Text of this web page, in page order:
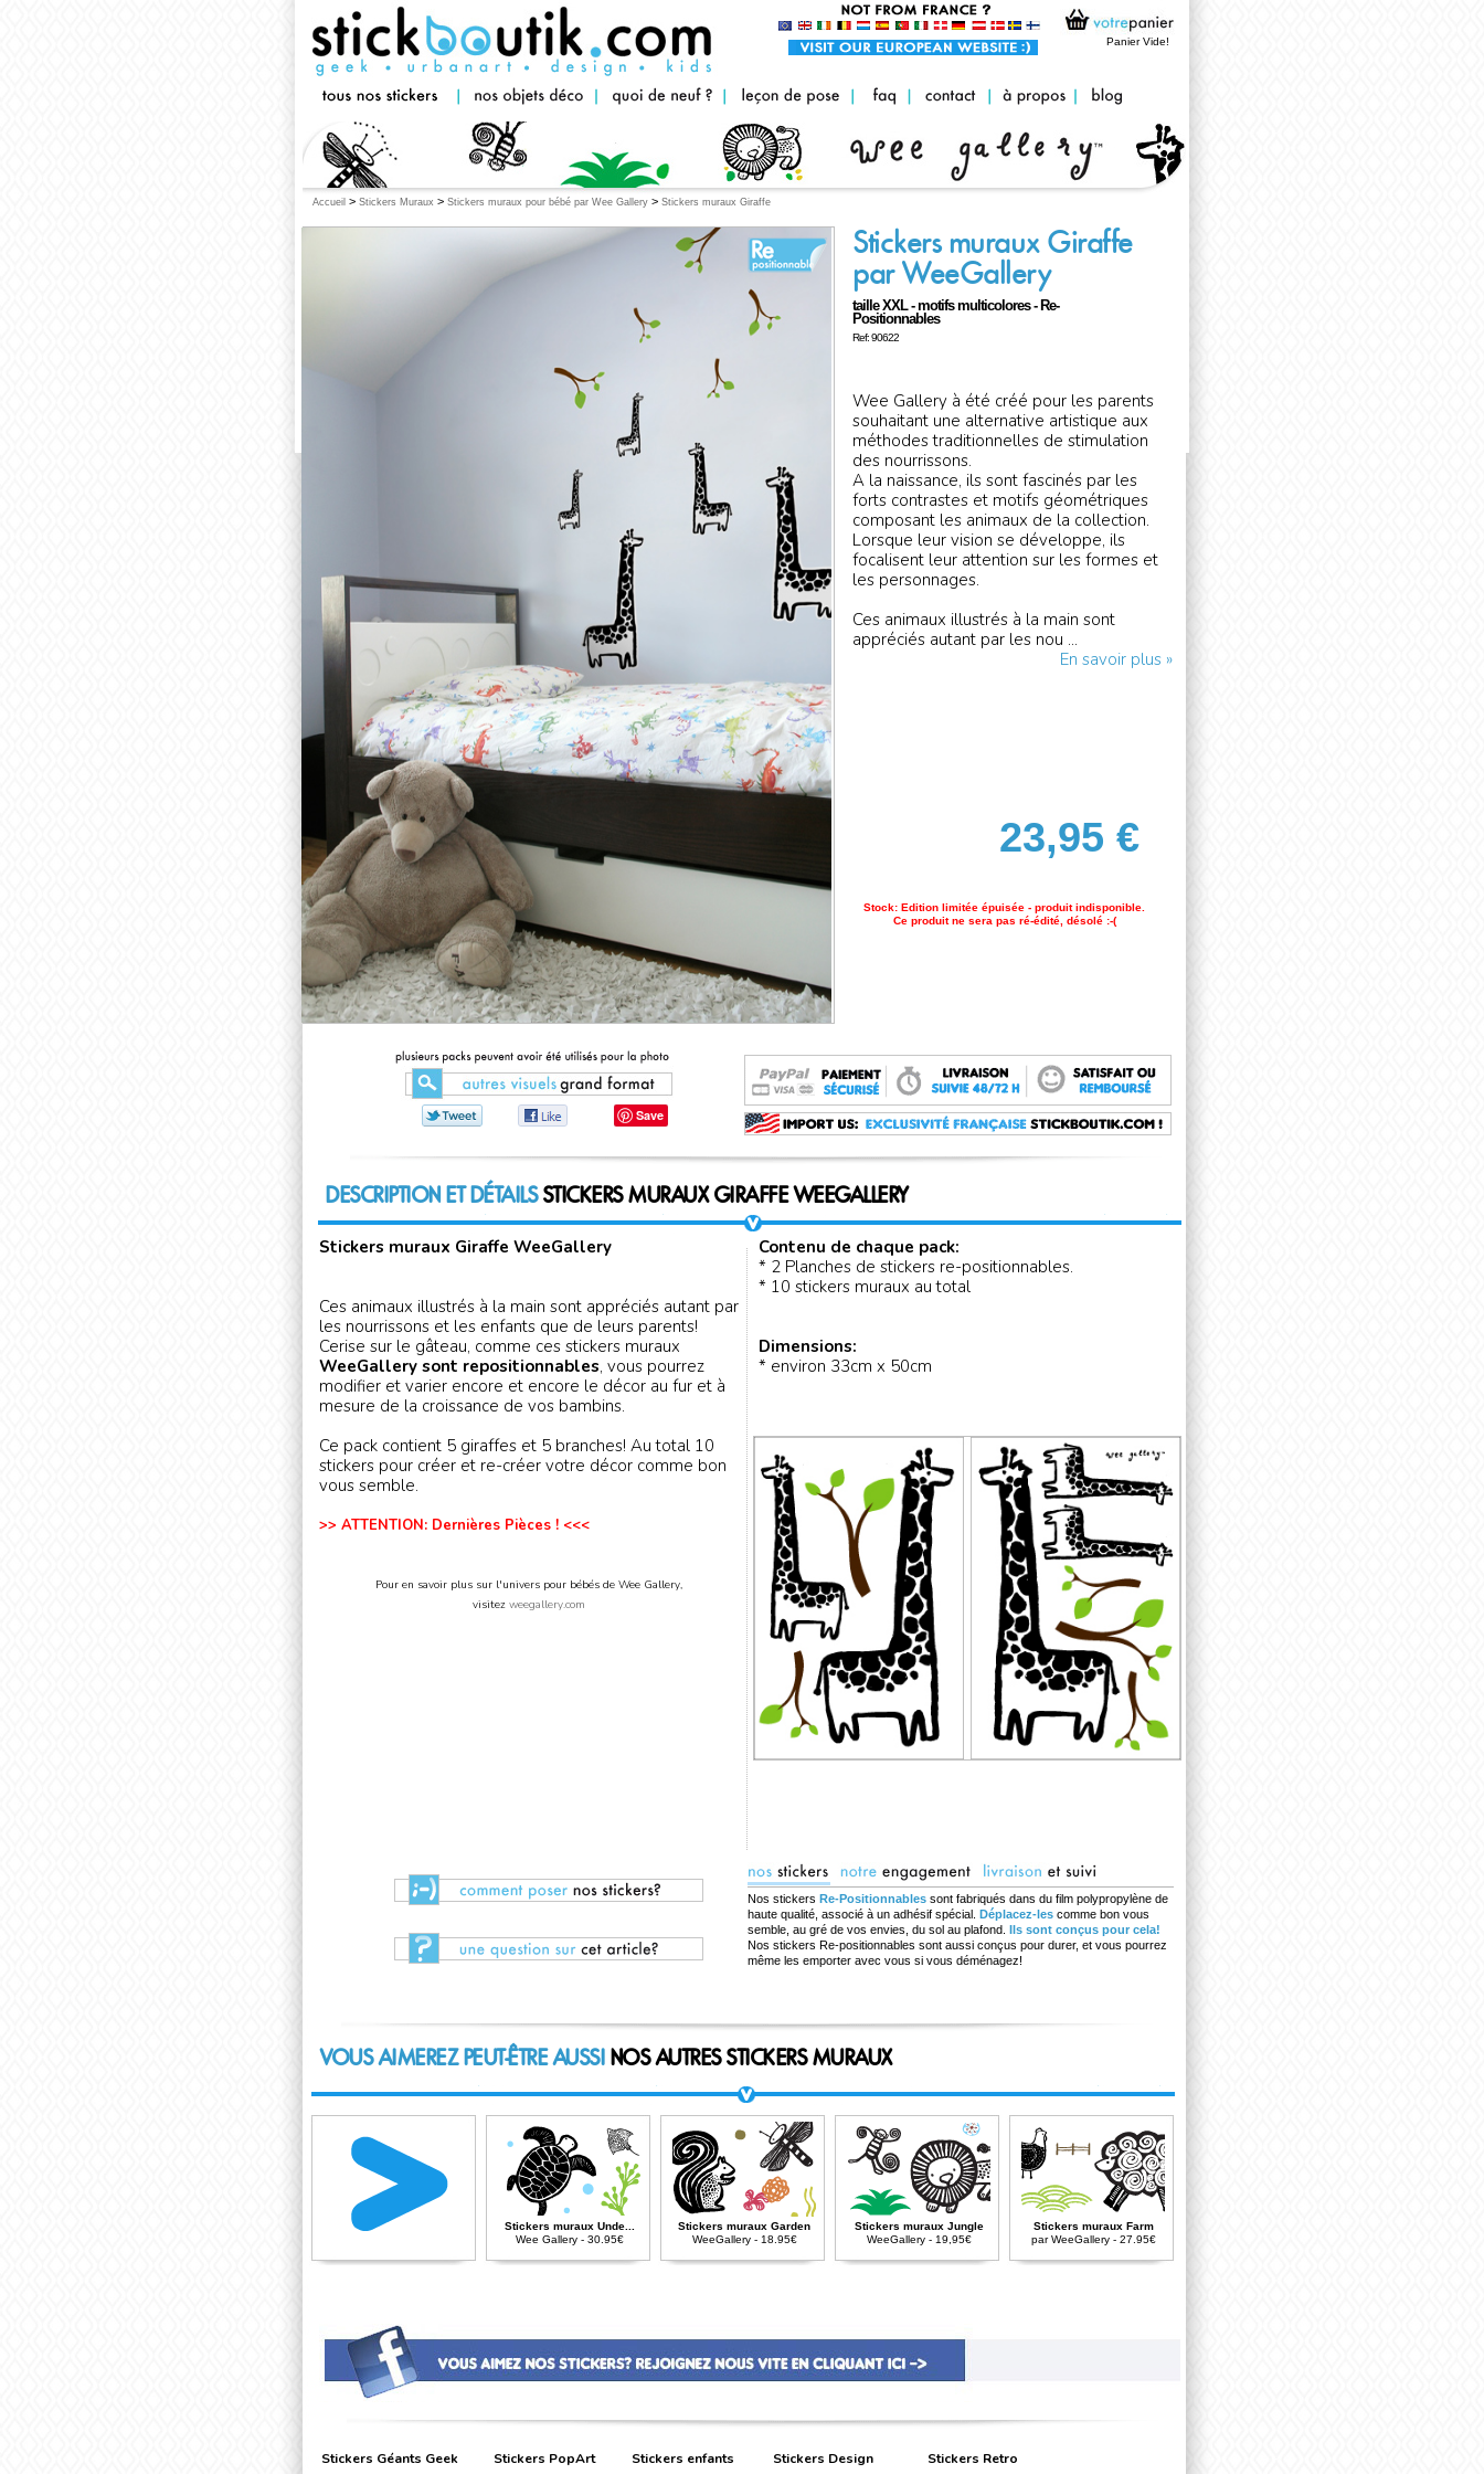
Panier Vide!
Accueil > Stickers Muraux > Stickers muraux pour bébé par Wee Gallery > Stickers muraux Giraffe
Stickers muraux Giraffe
par WeeGallery
taille XXL - motifs multicolores - Re-
Positionnables
Ref: 90622
Wee Gallery à été créé pour les parents
souhaitant une alternative artistique aux
méthodes traditionnelles de stimulation
des nourrissons.
A la naissance, ils sont fascinés par les
forts contrastes et motifs géométriques
composant les animaux de la collection.
Lorsque leur vision se développe, ils
focalisent leur attention sur les formes et
les personnages.
Ces animaux illustrés à la main sont
appréciés autant par les nou ...
En savoir plus »
23,95 €
Stock: Edition limitée épuisée - produit indisponible.
Ce produit ne sera pas ré-édité, désolé :-(
Nos stickers Re-Positionnables sont fabriqués dans du film polypropylène de
haute qualité, associé à un adhésif spécial. Déplacez-les comme bon vous
semble, au gré de vos envies, du sol au plafond. Ils sont conçus pour cela!
Nos stickers Re-positionnables sont aussi conçus pour durer, et vous pourrez
même les emporter avec vous si vous déménagez!
Save
DESCRIPTION ET DÉTAILSSTICKERS MURAUX GIRAFFE WEEGALLERY
Stickers muraux Giraffe WeeGallery
Ces animaux illustrés à la main sont appréciés autant par
les nourrissons et les enfants que de leurs parents!
Cerise sur le gâteau, comme ces stickers muraux
WeeGallery sont repositionnables, vous pourrez
modifier et varier encore et encore le décor au fur et à
mesure de la croissance de vos bambins.
Ce pack contient 5 giraffes et 5 branches! Au total 10
stickers pour créer et re-créer votre décor comme bon
vous semble.
>> ATTENTION: Dernières Pièces ! <<<
Pour en savoir plus sur l'univers pour bébés de Wee Gallery,
visitez weegallery.com
Contenu de chaque pack:
* 2 Planches de stickers re-positionnables.
* 10 stickers muraux au total
Dimensions:
* environ 33cm x 50cm
VOUS AIMEREZ PEUT-ÊTRE AUSSI NOS AUTRES STICKERS MURAUX
Stickers muraux Unde...
Wee Gallery - 30.95€
Stickers muraux Garden
WeeGallery - 18.95€
Stickers muraux Jungle
WeeGallery - 19,95€
Stickers muraux Farm
par WeeGallery - 27.95€
Stickers Géants Geek Stickers PopArt Stickers enfants Stickers Design Stickers Retro